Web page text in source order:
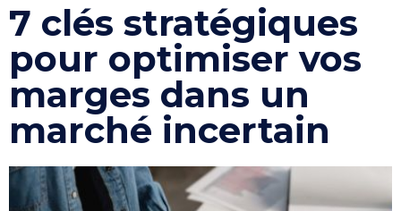
7 clés stratégiques
pour optimiser vos
marges dans un
marché incertain